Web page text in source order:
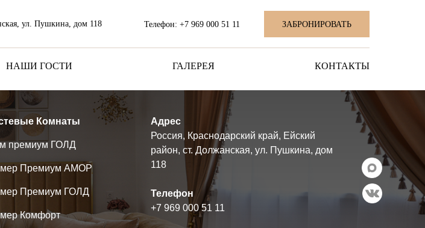
ул. Пушкина, дом 118 Телефон: +7 969 000 51 11 ЗАБРОНИРОВАТЬ
НАШИ ГОСТИ ГАЛЕРЕЯ КОНТАКТЫ
Комнаты
премиум ГОЛД
Премиум АМОР
Премиум ГОЛД
Комфорт
Адрес
Россия, Краснодарский край, Ейский
район, ст. Должанская, ул. Пушкина, дом
118
Телефон
+7 969 000 51 11